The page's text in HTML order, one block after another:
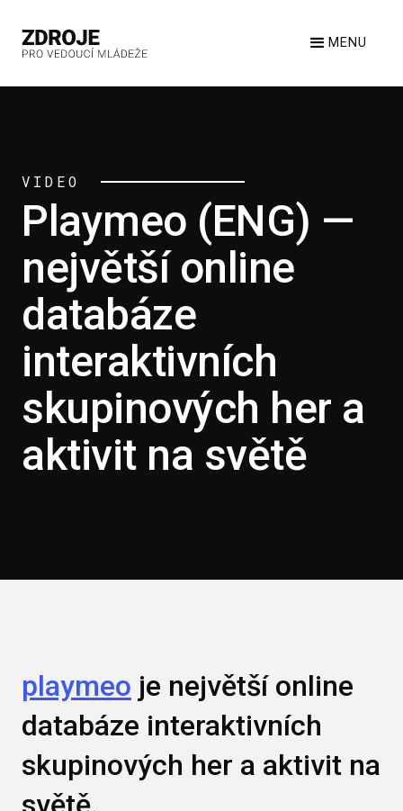
MENU
VIDEO
Playmeo (ENG) —
největší online
databáze
interaktivních
skupinových her a
aktivit na světě
playmeo je největší online
databáze interaktivních
skupinových her a aktivit na